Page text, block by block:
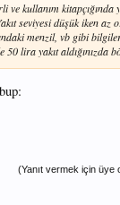
kullanım kitapçığında
seviyesi düşük iken az
menzil, vb gibi
lira yakıt aldığınızda
(Yanıt vermek için üye